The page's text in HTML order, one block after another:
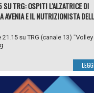
SU TRG: OSPITI L'ALZATRICE DI
E IL NUTRIZIONISTA
su TRG (canale 13) "Volley
LEGGI